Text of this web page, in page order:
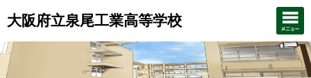
大阪府立泉尾工業高等学校